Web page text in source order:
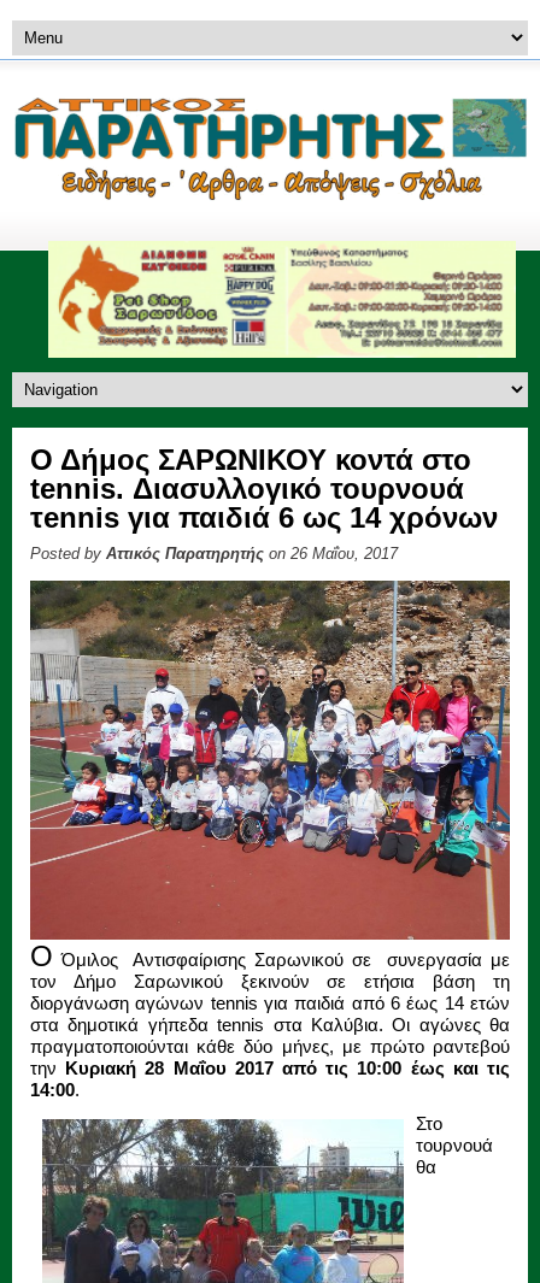
Ο Δήμος ΣΑΡΩΝΙΚΟΥ κοντά στο
tennis. Διασυλλογικό τουρνουά
τennis για παιδιά 6 ως 14 χρόνων
Posted by Αττικός Παρατηρητής on 26 Μαΐου, 2017
Ο Όμιλος Αντισφαίρισης Σαρωνικού σε συνεργασία με
τον Δήμο Σαρωνικού ξεκινούν σε ετήσια βάση τη
διοργάνωση αγώνων tennis για παιδιά από 6 έως 14 ετών
στα δημοτικά γήπεδα tennis στα Καλύβια. Οι αγώνες θα
πραγματοποιούνται κάθε δύο μήνες, με πρώτο ραντεβού
την Κυριακή 28 Μαΐου 2017 από τις 10:00 έως και τις
14:00.
Στο
τουρνουά
θα